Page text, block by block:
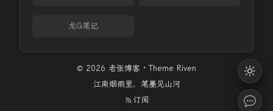
龙G笔记
© 2026 老张博客 · Theme Riven
江南烟雨里，笔墨见山河
订阅